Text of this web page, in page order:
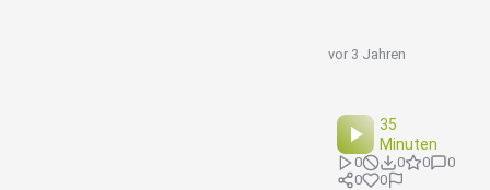
vor 3 Jahren
35
Minuten
0 0 0
0
0
0